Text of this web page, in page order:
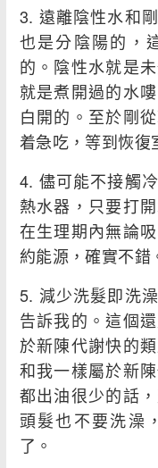
3. 遠離陰性水和
也是分陰陽的，
的。陰性水就是
就是煮開過的水
白開的。至於剛
着急吃，等到恢復
4. 儘可能不接觸
熱水器，只要打
在生理期內無論
約能源，確實不錯
5. 減少洗髮即洗
告訴我的。這個
於新陳代謝快的
和我一樣屬於新
都出油很少的話
頭髮也不要洗澡
了。